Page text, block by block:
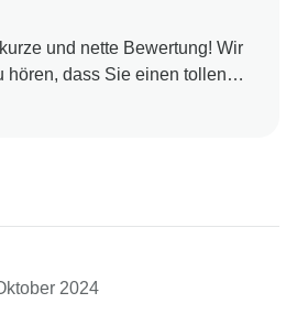
und nette Bewertung! Wir
hören, dass Sie einen tollen
immer schön zu wissen, dass
wieder für ein weiteres
begrüßen zu dürfen! Immer
2024